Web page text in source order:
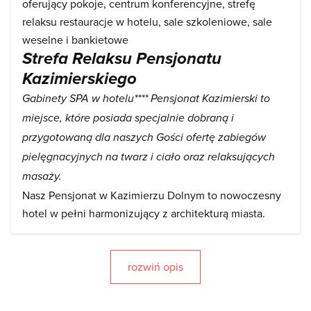
oferujący pokoje, centrum konferencyjne, strefę
relaksu restauracje w hotelu, sale szkoleniowe, sale
weselne i bankietowe
Strefa Relaksu Pensjonatu
Kazimierskiego
Gabinety SPA w hotelu**** Pensjonat Kazimierski to
miejsce, które posiada specjalnie dobraną i
przygotowaną dla naszych Gości ofertę zabiegów
pielęgnacyjnych na twarz i ciało oraz relaksujących
masaży.
Nasz Pensjonat w Kazimierzu Dolnym to nowoczesny
hotel w pełni harmonizujący z architekturą miasta.
gościom możliwość poczucia się częścią historii tego
miejsca. Spacer brzegiem rzeki pozwoli obcować z
urokliwym pejzażem doliny Wisły, a renesansowe
rozwiń opis